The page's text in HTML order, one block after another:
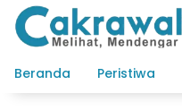
Langsung
konten
Beranda
Peristiwa